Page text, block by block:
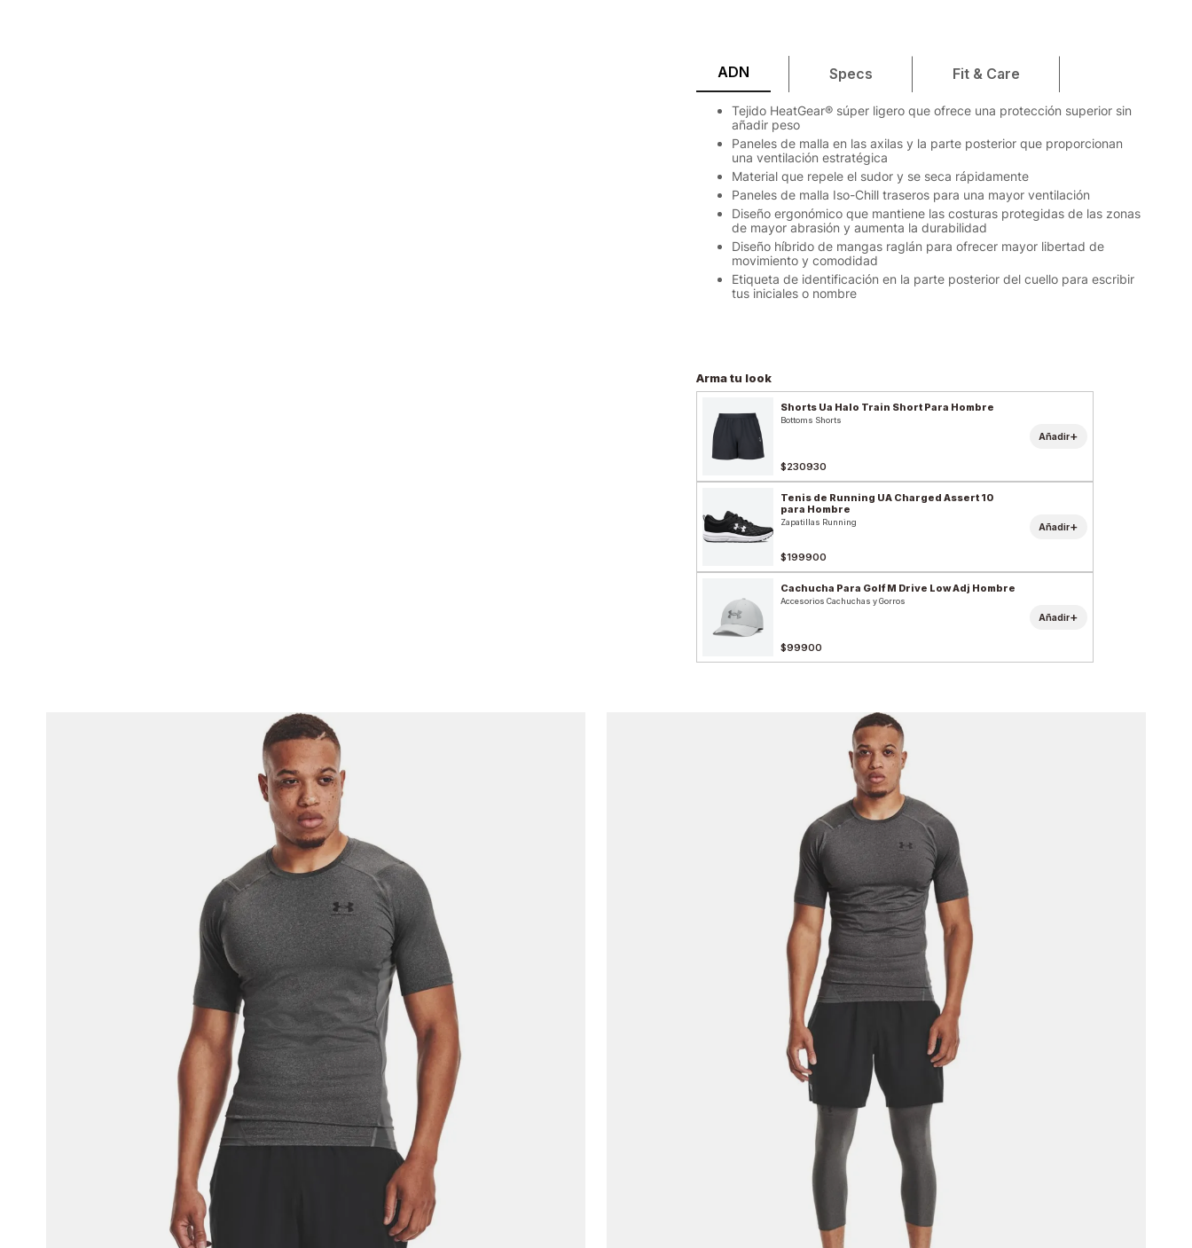
ADN Specs Fit & Care
Tejido HeatGear® súper ligero que ofrece una protección superior sin
añadir peso
Paneles de malla en las axilas y la parte posterior que proporcionan
una ventilación estratégica
Material que repele el sudor y se seca rápidamente
Paneles de malla Iso-Chill traseros para una mayor ventilación
Diseño ergonómico que mantiene las costuras protegidas de las zonas
de mayor abrasión y aumenta la durabilidad
Diseño híbrido de mangas raglán para ofrecer mayor libertad de
movimiento y comodidad
Etiqueta de identificación en la parte posterior del cuello para escribir
tus iniciales o nombre
Arma tu look
Shorts Ua Halo Train Short Para Hombre
Bottoms Shorts
$230930
Añadir+
Tenis de Running UA Charged Assert 10
para Hombre
Zapatillas Running
$199900
Añadir+
Cachucha Para Golf M Drive Low Adj Hombre
Accesorios Cachuchas y Gorros
$99900
Añadir+